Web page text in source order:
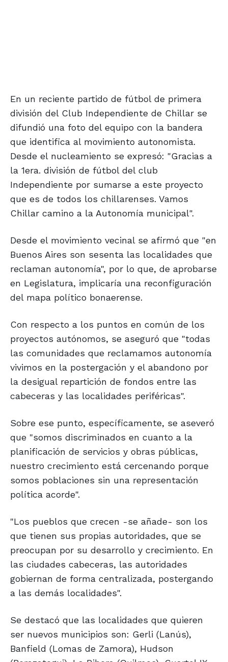
En un reciente partido de fútbol de primera
división del Club Independiente de Chillar se
difundió una foto del equipo con la bandera
que identifica al movimiento autonomista.
Desde el nucleamiento se expresó: "Gracias a
la 1era. división de fútbol del club
Independiente por sumarse a este proyecto
que es de todos los chillarenses. Vamos
Chillar camino a la Autonomía municipal".
Desde el movimiento vecinal se afirmó que "en
Buenos Aires son sesenta las localidades que
reclaman autonomía", por lo que, de aprobarse
en Legislatura, implicaría una reconfiguración
del mapa político bonaerense.
Con respecto a los puntos en común de los
proyectos autónomos, se aseguró que "todas
las comunidades que reclamamos autonomía
vivimos en la postergación y el abandono por
la desigual repartición de fondos entre las
cabeceras y las localidades periféricas".
Sobre ese punto, específicamente, se aseveró
que "somos discriminados en cuanto a la
planificación de servicios y obras públicas,
nuestro crecimiento está cercenando porque
somos poblaciones sin una representación
política acorde".
"Los pueblos que crecen -se añade- son los
que tienen sus propias autoridades, que se
preocupan por su desarrollo y crecimiento. En
las ciudades cabeceras, las autoridades
gobiernan de forma centralizada, postergando
a las demás localidades".
Se destacó que las localidades que quieren
ser nuevos municipios son: Gerli (Lanús),
Banfield (Lomas de Zamora), Hudson